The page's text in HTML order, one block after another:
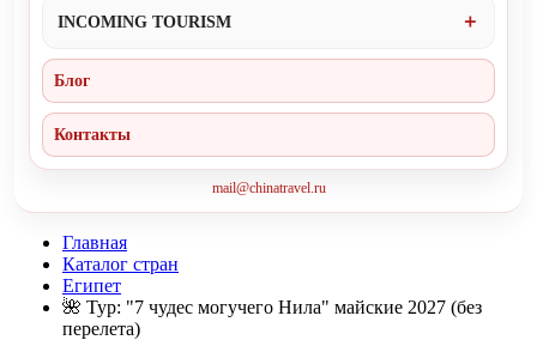
INCOMING TOURISM
Блог
Контакты
mail@chinatravel.ru
Главная
Каталог стран
Египет
🌺 Тур: "7 чудес могучего Нила" майские 2027 (без
перелета)